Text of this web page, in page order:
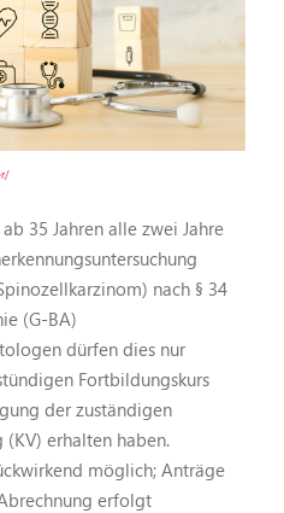
35 Jahren alle zwei Jahre
nach § 34
(G-BA)
dürfen dies nur
Fortbildungskurs
der zuständigen
(KV) erhalten haben.
möglich; Anträge
erfolgt